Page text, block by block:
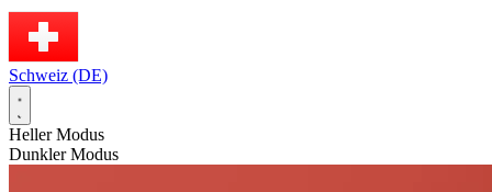
Schweiz (DE)
Heller Modus
Dunkler Modus